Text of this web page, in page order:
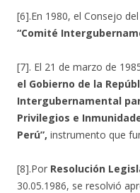
[6].En 1980, el Consejo
“Comité
[7]. El 21 de marzo de
el Gobierno de la
Intergubernamental
Privilegios e
Perú”, instrumento que
[8].Por Resolución
30.05.1986, se resolvió